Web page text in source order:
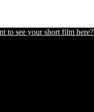
to see your short film here?